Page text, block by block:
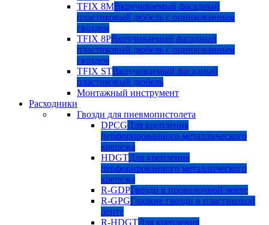
TFIX 8MВкручиваемый фасадный
пластиковый дюбель с оцинкованным
гвоздем
TFIX 8PВкручиваемый фасадный
пластиковый дюбель с оцинкованным
гвоздем
TFIX STВкручиваемый фасадный
пластиковый дюбель
Монтажный инструмент
Расходники
Гвозди для пневмопистолета
DPCGДля крепления
перфорированного металлического
крепежа
HDGTДля крепления
перфорированного металлического
крепежа
R-GDPГвозди в проволочной ленте
R-GPGГладкие гвозди в пластиковой
ленте
R-HDGTДля крепления